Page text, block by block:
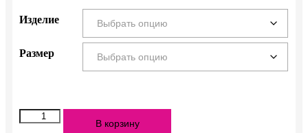
Изделие
Размер
Количество
Snow
В корзину